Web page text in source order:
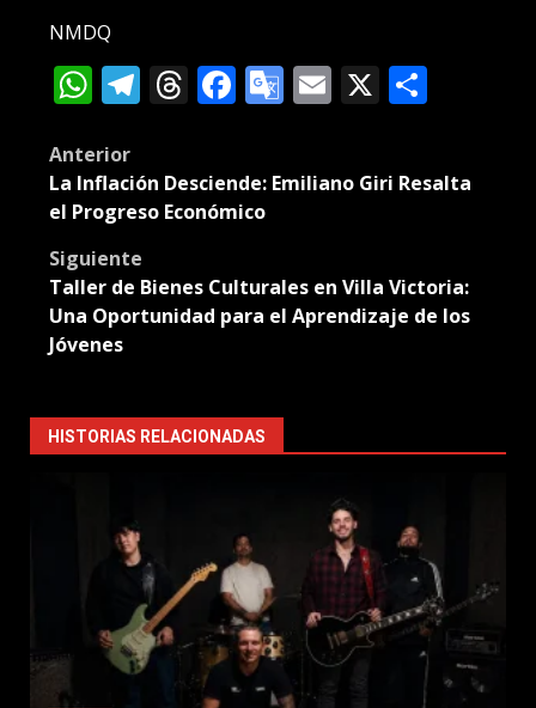
NMDQ
WhatsApp
Telegram
Threads
Facebook
Google
Translate
Email
X
Post
navigation
Anterior
La Inflación Desciende: Emiliano Giri Resalta
el Progreso Económico
Siguiente
Taller de Bienes Culturales en Villa Victoria:
Una Oportunidad para el Aprendizaje de los
Jóvenes
HISTORIAS RELACIONADAS